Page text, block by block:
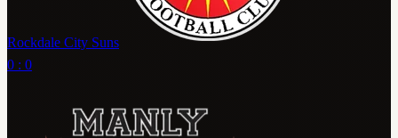
Rockdale City Suns
0 : 0